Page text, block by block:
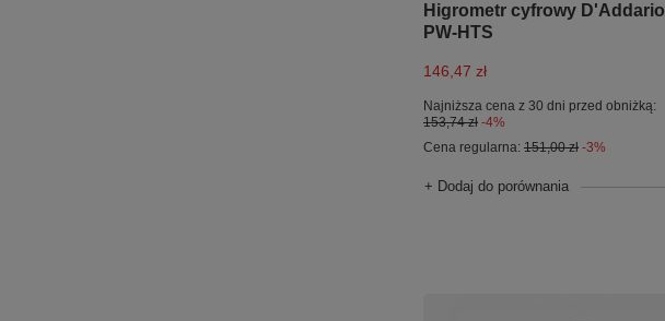
Higrometr cyfrowy D'Addario
PW-HTS
146,47 zł
Najniższa cena z 30 dni przed obniżką:
153,74 zł -4%
Cena regularna: 151,00 zł -3%
+ Dodaj do porównania